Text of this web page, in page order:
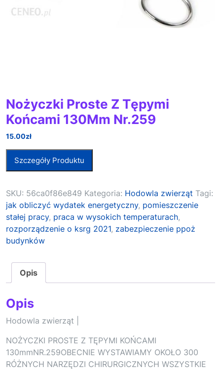
Nożyczki Proste Z Tępymi
Końcami 130Mm Nr.259
15.00zł
Szczegóły Produktu
SKU: 56ca0f86e849 Kategoria: Hodowla zwierząt Tagi:
jak obliczyć wydatek energetyczny, pomieszczenie
stałej pracy, praca w wysokich temperaturach,
rozporządzenie o ksrg 2021, zabezpieczenie ppoż
budynków
Opis
Opis
Hodowla zwierząt |
NOŻYCZKI PROSTE Z TĘPYMI KOŃCAMI
130mmNR.259OBECNIE WYSTAWIAMY OKOŁO 300
RÓŻNYCH NARZĘDZI CHIRURGICZNYCH WSZYSTKIE